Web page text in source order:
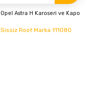
Opel Astra H Karoseri ve